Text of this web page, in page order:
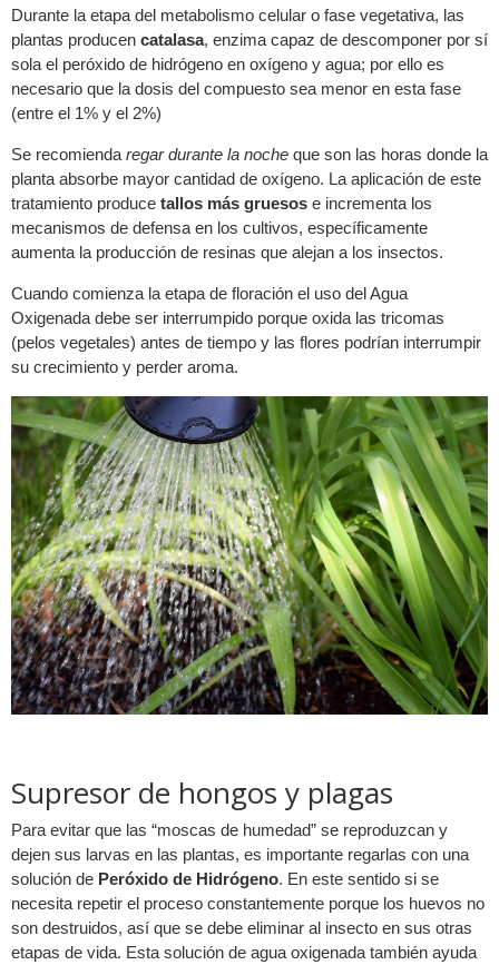
Durante la etapa del metabolismo celular o fase vegetativa, las
plantas producen catalasa, enzima capaz de descomponer por sí
sola el peróxido de hidrógeno en oxígeno y agua; por ello es
necesario que la dosis del compuesto sea menor en esta fase
(entre el 1% y el 2%)
Se recomiendaregar durante la noche que son las horas donde la
planta absorbe mayor cantidad de oxígeno. La aplicación de este
tratamiento produce tallos más gruesos e incrementa los
mecanismos de defensa en los cultivos, específicamente
aumenta la producción de resinas que alejan a los insectos.
Cuando comienza la etapa de floración el uso del Agua
Oxigenada debe ser interrumpido porque oxida las tricomas
(pelos vegetales) antes de tiempo y las flores podrían interrumpir
su crecimiento y perder aroma.
Supresor de hongos y plagas
Para evitar que las “moscas de humedad” se reproduzcan y
dejen sus larvas en las plantas, es importante regarlas con una
solución de Peróxido de Hidrógeno. En este sentido si se
necesita repetir el proceso constantemente porque los huevos no
son destruidos, así que se debe eliminar al insecto en sus otras
etapas de vida. Esta solución de agua oxigenada también ayuda